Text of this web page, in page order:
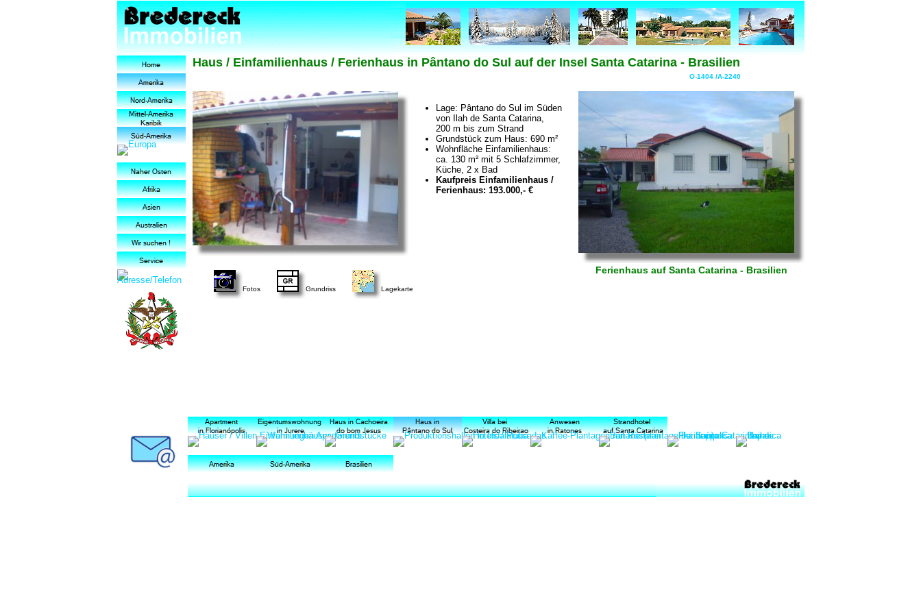
Fotos Grundriss Lagekarte
Haus / Einfamilienhaus / Ferienhaus in Pântano do Sul auf der Insel Santa Catarina - Brasilien
O-1404 /A-2240
Lage: Pântano do Sul im Süden
von Ilah de Santa Catarina,
200 m bis zum Strand
Grundstück zum Haus: 690 m²
Wohnfläche Einfamilienhaus:
ca. 130 m² mit 5 Schlafzimmer,
Küche, 2 x Bad
Kaufpreis Einfamilienhaus /
Ferienhaus: 193.000,- €
Ferienhaus auf Santa Catarina - Brasilien